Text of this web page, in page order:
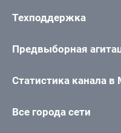
Техподдержка
Предвыборная
Статистика канала в
Все города сети